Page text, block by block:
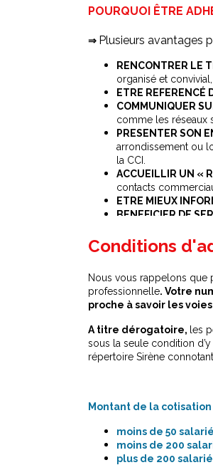
POURQUOI ÊTRE
⇒ Plusieurs avantages
RENCONTRER LE
organisé et
ETRE REFERENCÉ
COMMUNIQUER
comme les réseaux
PRESENTER SON
arrondissement ou
la CCI.
ACCUEILLIR UN «
contacts
ETRE MIEUX
BENEFICIER DE
Conditions
Nous vous rappelons que
professionnelle. Votre
proche à savoir les
A titre dérogatoire, les
sous la seule condition
répertoire Sirène
Montant de la
moins de 50
moins de 200
plus de 200